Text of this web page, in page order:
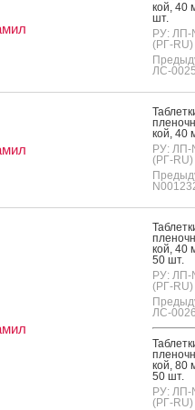
кой, 40
шт.
РУ: ЛП-
(РГ-RU)
ЛС-
кой, 40
РУ: ЛП-
(РГ-RU)
кой, 40
50 шт.
РУ: ЛП-
(РГ-RU)
ЛС-
кой, 80
50 шт.
РУ: ЛП-
(РГ-RU)